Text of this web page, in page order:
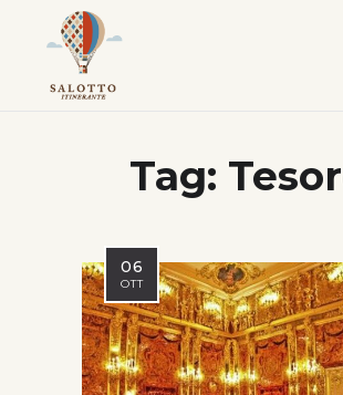
Tag:
06
OTT